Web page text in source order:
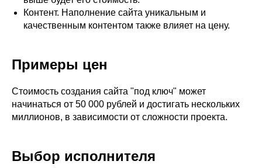
Контент. Наполнение сайта уникальным и
качественным контентом также влияет на цену.
Примеры цен
Стоимость создания сайта "под ключ" может
начинаться от 50 000 рублей и достигать нескольких
миллионов, в зависимости от сложности проекта.
Выбор исполнителя